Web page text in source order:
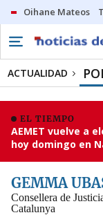
Oihane Mateos
ACTUALIDAD
EL TIEMPO
AEMET vuelve a
hoy domingo en
GEMMA
Consellera de
Catalunya